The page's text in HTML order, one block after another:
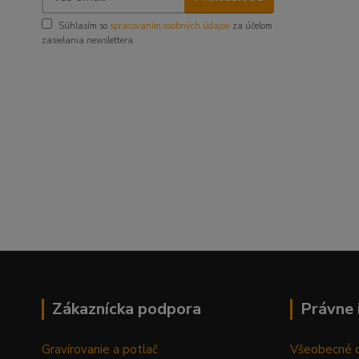
Súhlasím so spracovaním osobných údajov za účelom
zasielania newslettera.
Zákaznícka podpora
Gravírovanie a potlač Všeobecné